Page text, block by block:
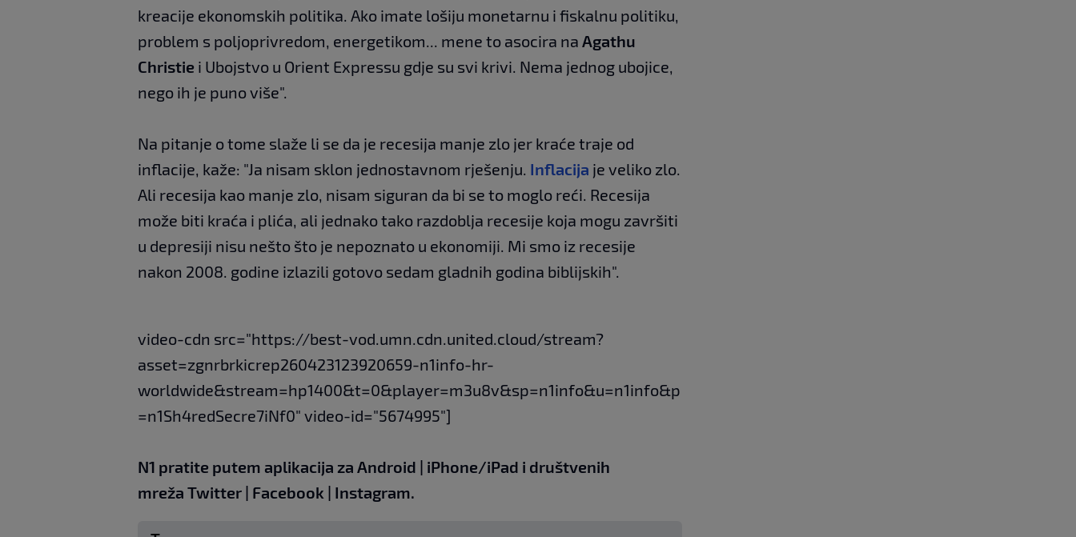
kreacije ekonomskih politika. Ako imate lošiju monetarnu i fiskalnu politiku,
problem s poljoprivredom, energetikom... mene to asocira na Agathu
Christie i Ubojstvo u Orient Expressu gdje su svi krivi. Nema jednog ubojice,
nego ih je puno više".
Na pitanje o tome slaže li se da je recesija manje zlo jer kraće traje od
inflacije, kaže: "Ja nisam sklon jednostavnom rješenju. Inflacija je veliko zlo.
Ali recesija kao manje zlo, nisam siguran da bi se to moglo reći. Recesija
može biti kraća i plića, ali jednako tako razdoblja recesije koja mogu završiti
u depresiji nisu nešto što je nepoznato u ekonomiji. Mi smo iz recesije
nakon 2008. godine izlazili gotovo sedam gladnih godina biblijskih".
video-cdn src="https://best-vod.umn.cdn.united.cloud/stream?
asset=zgnrbrkicrep260423123920659-n1info-hr-
worldwide&stream=hp1400&t=0&player=m3u8v&sp=n1info&u=n1info&p
=n1Sh4redSecre7iNf0" video-id="5674995"]
N1 pratite putem aplikacija za Android | iPhone/iPad i društvenih
mreža Twitter | Facebook | Instagram.